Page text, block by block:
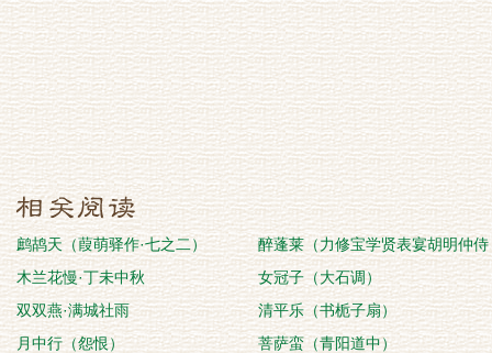
鹧鸪天（葭萌驿作·七之二）
醉蓬莱（力修宝学贤表宴胡明仲侍
郎，遣歌姬来乞
木兰花慢·丁未中秋
女冠子（大石调）
双双燕·满城社雨
清平乐（书栀子扇）
月中行（怨恨）
菩萨蛮（青阳道中）